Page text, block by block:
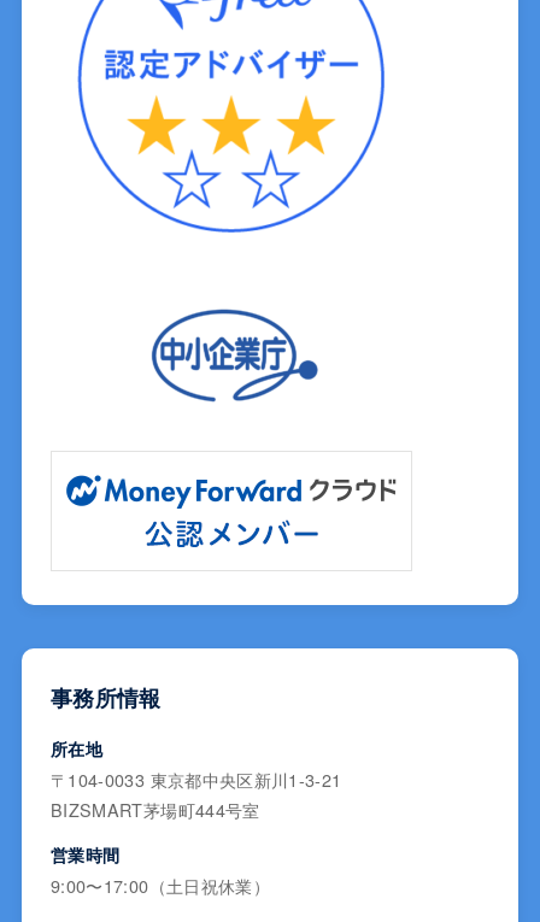
事務所情報
所在地
〒104-0033 東京都中央区新川1-3-21
BIZSMART茅場町444号室
営業時間
9:00〜17:00（土日祝休業）